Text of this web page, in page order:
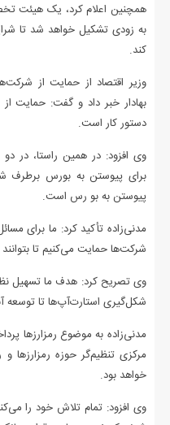
همچنین اعلام کرد، یک هیئت
به زودی تشکیل خواهد شد تا
کند.
وزیر اقتصاد از حمایت از
بهادار خبر داد و گفت: حمایت
دستور کار است.
وی افزود: در همین راستا، در
برای پیوستن به بورس برطرف
پیوستن به بو رس است.
مدنی‌زاده تأکید کرد: ما برای
شرکت‌ها حمایت می‌کنیم تا
وی تصریح کرد: هدف ما تسهیل
شکل‌گیری استارت‌آپ‌ها تا توسعه
مدنی‌زاده به موضوع رمزارزها
مرکزی تنظیم‌گر حوزه رمزارزها
خواهد بود.
وی افزود: تمام تلاش خود را